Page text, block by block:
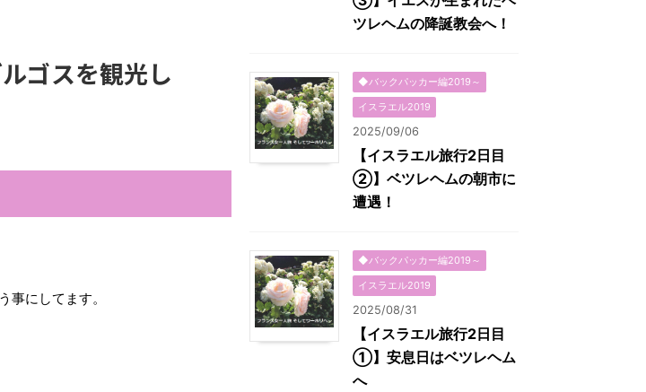
ゴスを観光し
にしてます。
ツレヘムの降誕教会へ！
◆バックパッカー編2019～
イスラエル2019
2025/09/06
【イスラエル旅行2日目
②】ベツレヘムの朝市に
遭遇！
◆バックパッカー編2019～
イスラエル2019
2025/08/31
【イスラエル旅行2日目
①】安息日はベツレヘム
へ